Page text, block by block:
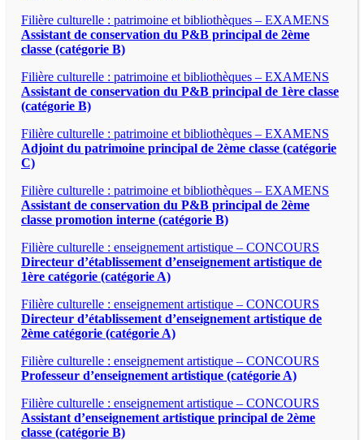
Filière culturelle : patrimoine et bibliothèques – EXAMENS
Assistant de conservation du P&B principal de 2ème
classe (catégorie B)
Filière culturelle : patrimoine et bibliothèques – EXAMENS
Assistant de conservation du P&B principal de 1ère classe
(catégorie B)
Filière culturelle : patrimoine et bibliothèques – EXAMENS
Adjoint du patrimoine principal de 2ème classe (catégorie
C)
Filière culturelle : patrimoine et bibliothèques – EXAMENS
Assistant de conservation du P&B principal de 2ème
classe promotion interne (catégorie B)
Filière culturelle : enseignement artistique – CONCOURS
Directeur d’établissement d’enseignement artistique de
1ère catégorie (catégorie A)
Filière culturelle : enseignement artistique – CONCOURS
Directeur d’établissement d’enseignement artistique de
2ème catégorie (catégorie A)
Filière culturelle : enseignement artistique – CONCOURS
Professeur d’enseignement artistique (catégorie A)
Filière culturelle : enseignement artistique – CONCOURS
Assistant d’enseignement artistique principal de 2ème
classe (catégorie B)